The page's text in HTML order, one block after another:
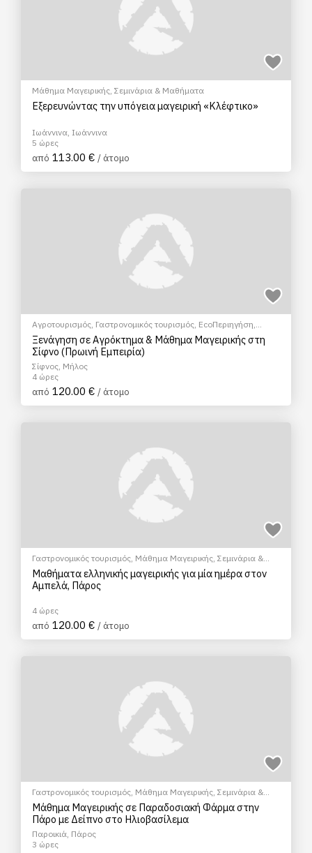
Μάθημα Μαγειρικής, Σεμινάρια & Μαθήματα
Εξερευνώντας την υπόγεια μαγειρική «Κλέφτικο»
Ιωάννινα, Ιωάννινα
5 ώρες
από 113.00 € / άτομο
Αγροτουρισμός, Γαστρονομικός τουρισμός, EcoΠεριηγήση,
Μάθημα Μαγειρικής
, Σεμινάρια & Μαθήματα
Ξενάγηση σε Αγρόκτημα & Μάθημα Μαγειρικής στη
Σίφνο (Πρωινή Εμπειρία)
Σίφνος, Μήλος
4 ώρες
από 120.00 € / άτομο
Γαστρονομικός τουρισμός, Μάθημα Μαγειρικής, Σεμινάρια &
Μαθήματα
Μαθήματα ελληνικής μαγειρικής για μία ημέρα στον
Αμπελά, Πάρος
4 ώρες
από 120.00 € / άτομο
Γαστρονομικός τουρισμός, Μάθημα Μαγειρικής, Σεμινάρια &
Μαθήματα
Μάθημα Μαγειρικής σε Παραδοσιακή Φάρμα στην
Πάρο με Δείπνο στο Ηλιοβασίλεμα
Παροικιά, Πάρος
3 ώρες